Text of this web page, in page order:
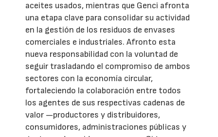
aceites usados, mientras que Genci afronta
una etapa clave para consolidar su actividad
en la gestión de los residuos de envases
comerciales e industriales. Afronto esta
nueva responsabilidad con la voluntad de
seguir trasladando el compromiso de ambos
sectores con la economía circular,
fortaleciendo la colaboración entre todos
los agentes de sus respectivas cadenas de
valor —productores y distribuidores,
consumidores, administraciones públicas y